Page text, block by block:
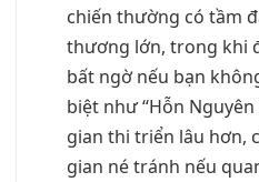
chiến thường có tầm
thương lớn, trong khi
bất ngờ nếu bạn
biệt như “Hỗn
gian thi triển lâu hơn,
gian né tránh nếu